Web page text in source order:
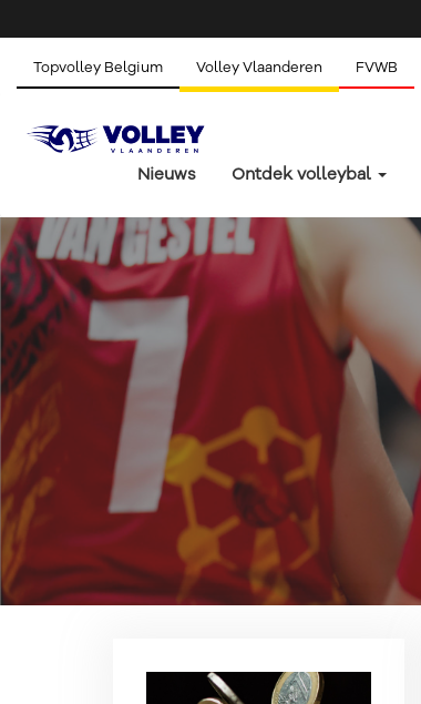
Topvolley Belgium Volley Vlaanderen FVWB
Nieuws Ontdek volleybal